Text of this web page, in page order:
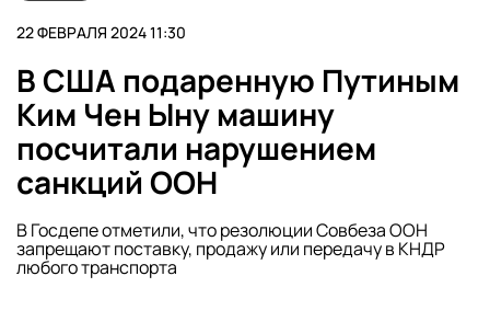
22 ФЕВРАЛЯ 2024 11:30
В США подаренную Путиным
Ким Чен Ыну машину
посчитали нарушением
санкций ООН
В Госдепе отметили, что резолюции Совбеза ООН
запрещают поставку, продажу или передачу в КНДР
любого транспорта